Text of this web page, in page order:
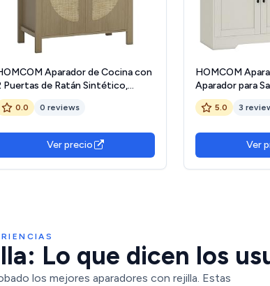
Aparador de Cocina con
Puertas de Ratán Sintético,
Auxiliar de Cocina con
Ajustable y 2 Tiradores,
75x38x77 cm, Madera
0.0 0 reviews
Ver precio
HOMCOM
Aparador para
2 Cajones,
Comedor,
5.0 3
Ver
Lo que dicen los
los mejores aparadores con rejilla. Estas